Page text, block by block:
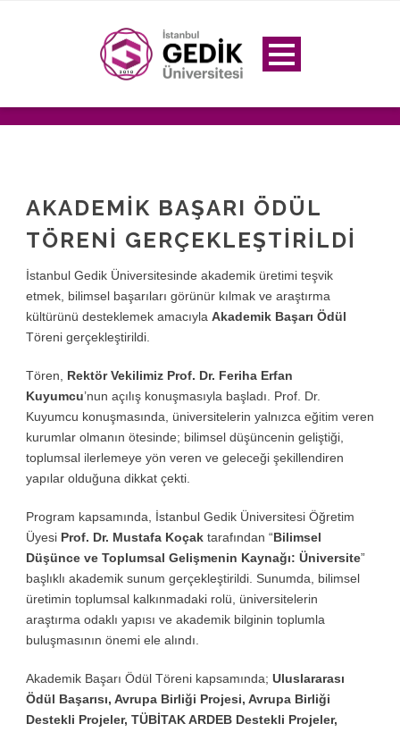
AKADEMIK BAŞARI ÖDÜL
TÖRENI GERÇEKLEŞTIRILDI
İstanbul Gedik Üniversitesinde akademik üretimi teşvik
etmek, bilimsel başarıları görünür kılmak ve araştırma
kültürünü desteklemek amacıyla Akademik Başarı Ödül
Töreni gerçekleştirildi.
Tören, Rektör Vekilimiz Prof. Dr. Feriha Erfan
Kuyumcu’nun açılış konuşmasıyla başladı. Prof. Dr.
Kuyumcu konuşmasında, üniversitelerin yalnızca eğitim veren
kurumlar olmanın ötesinde; bilimsel düşüncenin geliştiği,
toplumsal ilerlemeye yön veren ve geleceği şekillendiren
yapılar olduğuna dikkat çekti.
Program kapsamında, İstanbul Gedik Üniversitesi Öğretim
Üyesi Prof. Dr. Mustafa Koçak tarafından “Bilimsel
Düşünce ve Toplumsal Gelişmenin Kaynağı: Üniversite”
başlıklı akademik sunum gerçekleştirildi. Sunumda, bilimsel
üretimin toplumsal kalkınmadaki rolü, üniversitelerin
araştırma odaklı yapısı ve akademik bilginin toplumla
buluşmasının önemi ele alındı.
Akademik Başarı Ödül Töreni kapsamında; Uluslararası
Ödül Başarısı, Avrupa Birliği Projesi, Avrupa Birliği
Destekli Projeler, TÜBİTAK ARDEB Destekli Projeler,